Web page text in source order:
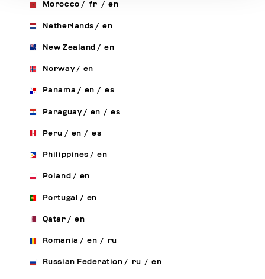
Morocco / fr / en
Netherlands / en
New Zealand / en
Norway / en
Panama / en / es
Paraguay / en / es
Peru / en / es
Philippines / en
Poland / en
Portugal / en
Qatar / en
Romania / en / ru
Russian Federation / ru / en